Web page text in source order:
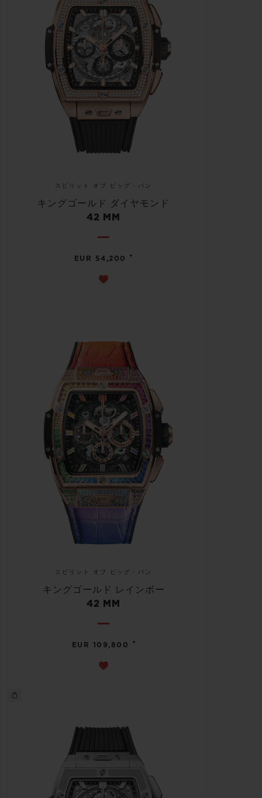
スピリット オブ ビッグ・バン
キングゴールド ダイヤモンド
42 MM
EUR 54,200 •
スピリット オブ ビッグ・バン
キングゴールド レインボー
42 MM
EUR 109,800 •